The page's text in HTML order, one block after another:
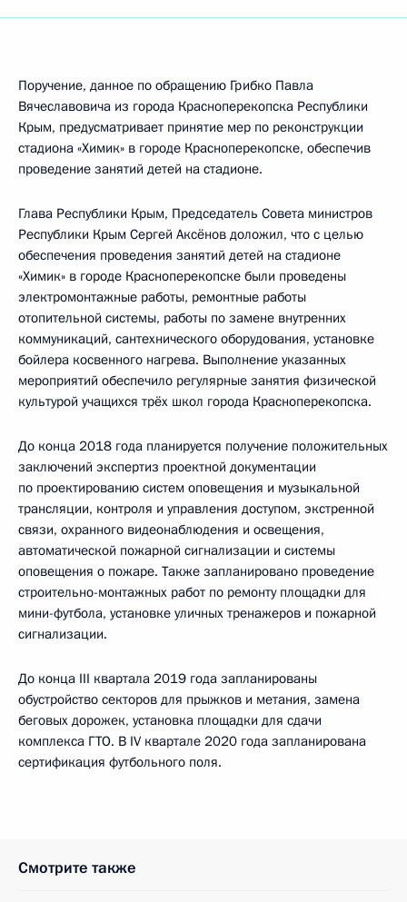
Поручение, данное по обращению Грибко Павла
Вячеславовича из города Красноперекопска Республики
Крым, предусматривает принятие мер по реконструкции
стадиона «Химик» в городе Красноперекопске, обеспечив
проведение занятий детей на стадионе.
Глава Республики Крым, Председатель Совета министров
Республики Крым Сергей Аксёнов доложил, что с целью
обеспечения проведения занятий детей на стадионе
«Химик» в городе Красноперекопске были проведены
электромонтажные работы, ремонтные работы
отопительной системы, работы по замене внутренних
коммуникаций, сантехнического оборудования, установке
бойлера косвенного нагрева. Выполнение указанных
мероприятий обеспечило регулярные занятия физической
культурой учащихся трёх школ города Красноперекопска.
До конца 2018 года планируется получение положительных
заключений экспертиз проектной документации
по проектированию систем оповещения и музыкальной
трансляции, контроля и управления доступом, экстренной
связи, охранного видеонаблюдения и освещения,
автоматической пожарной сигнализации и системы
оповещения о пожаре. Также запланировано проведение
строительно-монтажных работ по ремонту площадки для
мини-футбола, установке уличных тренажеров и пожарной
сигнализации.
До конца III квартала 2019 года запланированы
обустройство секторов для прыжков и метания, замена
беговых дорожек, установка площадки для сдачи
комплекса ГТО. В IV квартале 2020 года запланирована
сертификация футбольного поля.
Смотрите также